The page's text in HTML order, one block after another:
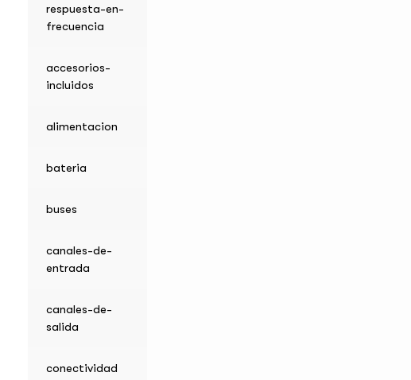
respuesta-en-
frecuencia
accesorios-
incluidos
alimentacion
bateria
buses
canales-de-
entrada
canales-de-
salida
conectividad